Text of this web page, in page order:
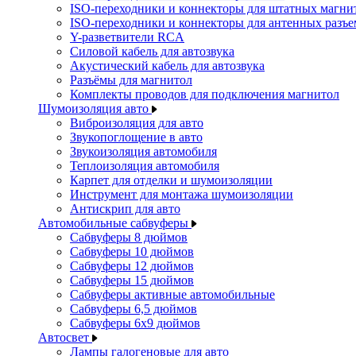
ISO-переходники и коннекторы для штатных
ISO-переходники и коннекторы для антенных
Y-разветвители RCA
Силовой кабель для автозвука
Акустический кабель для автозвука
Разъёмы для магнитол
Комплекты проводов для подключения магнитол
Шумоизоляция авто
Виброизоляция для авто
Звукопоглощение в авто
Звукоизоляция автомобиля
Теплоизоляция автомобиля
Карпет для отделки и шумоизоляции
Инструмент для монтажа шумоизоляции
Антискрип для авто
Автомобильные сабвуферы
Сабвуферы 8 дюймов
Сабвуферы 10 дюймов
Сабвуферы 12 дюймов
Сабвуферы 15 дюймов
Сабвуферы активные автомобильные
Сабвуферы 6,5 дюймов
Сабвуферы 6x9 дюймов
Автосвет
Лампы галогеновые для авто